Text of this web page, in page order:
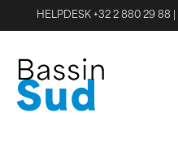
HELPDESK +32 2 880 29 88